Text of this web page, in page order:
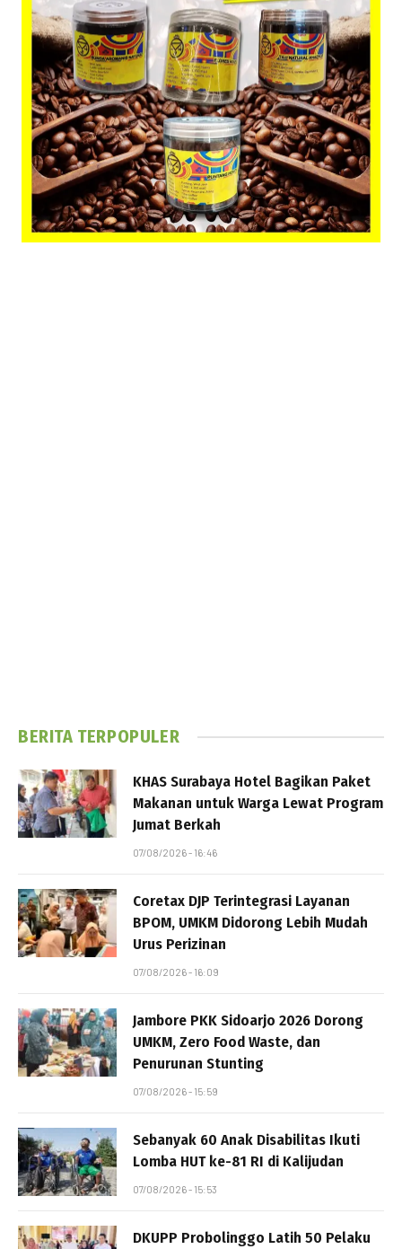
BERITA TERPOPULER
KHAS Surabaya Hotel Bagikan Paket
Makanan untuk Warga Lewat Program
Jumat Berkah
07/08/2026 - 16:46
Coretax DJP Terintegrasi Layanan
BPOM, UMKM Didorong Lebih Mudah
Urus Perizinan
07/08/2026 - 16:09
Jambore PKK Sidoarjo 2026 Dorong
UMKM, Zero Food Waste, dan
Penurunan Stunting
07/08/2026 - 15:59
Sebanyak 60 Anak Disabilitas Ikuti
Lomba HUT ke-81 RI di Kalijudan
07/08/2026 - 15:53
DKUPP Probolinggo Latih 50 Pelaku